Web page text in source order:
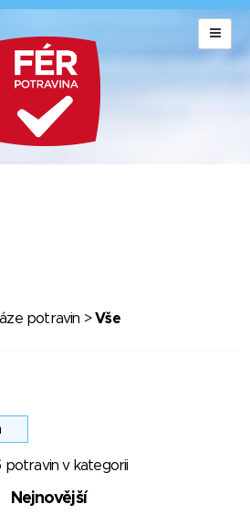
potravin >Vše
potravin v kategorii
Nejnovější